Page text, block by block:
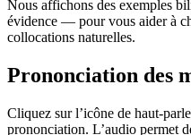
Nous affichons des exemples
évidence — pour vous aider à
collocations naturelles.
Prononciation des
Cliquez sur l’icône de haut-
prononciation. L’audio permet